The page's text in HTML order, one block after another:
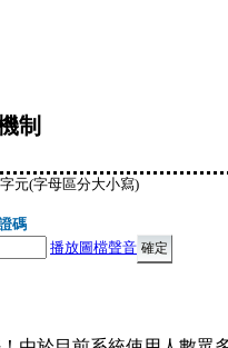
制
元(字母區分大小寫)
碼
播放圖檔聲音